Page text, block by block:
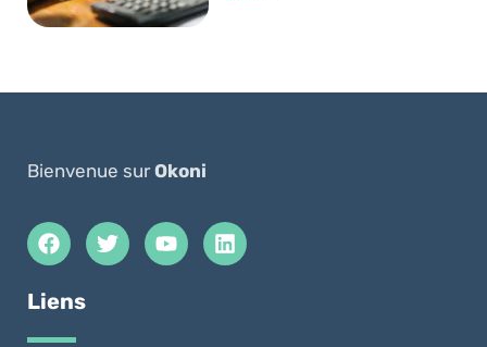
Bienvenue surOkoni
Liens